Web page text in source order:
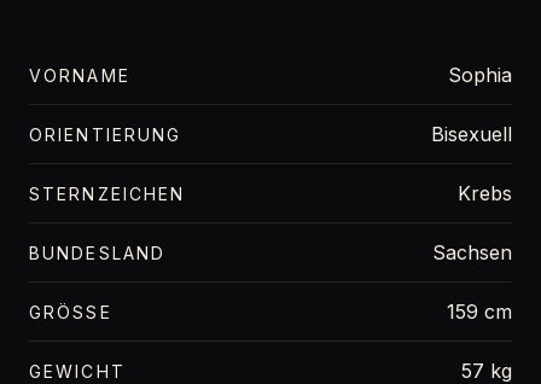
VORNAME Sophia
ORIENTIERUNG Bisexuell
STERNZEICHEN Krebs
BUNDESLAND Sachsen
GRÖSSE 159 cm
GEWICHT 57 kg